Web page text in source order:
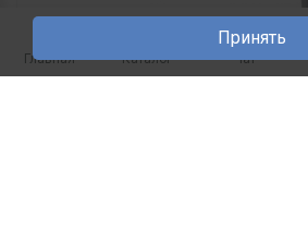
46 721 руб.
Принять
Главная Каталог Чат